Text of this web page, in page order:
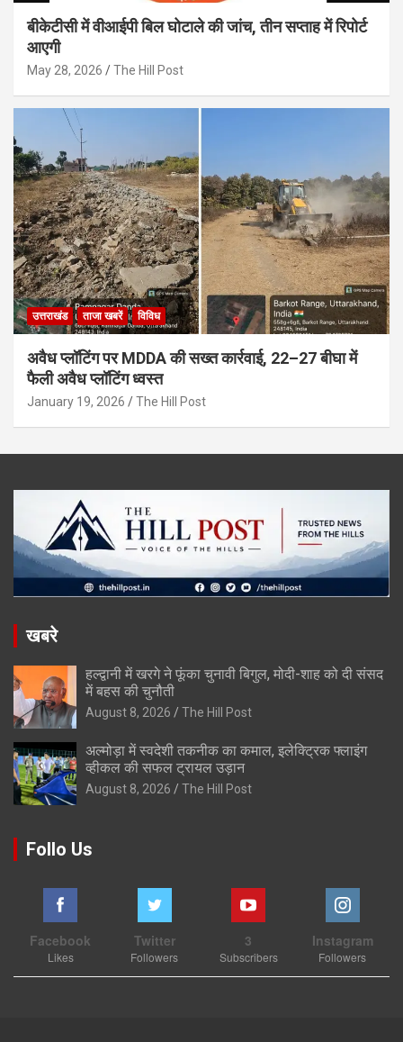
बीकेटीसी में वीआईपी बिल घोटाले की जांच, तीन सप्ताह में रिपोर्ट
आएगी
May 28, 2026 The Hill Post
उत्तराखंड ताजा खबरें विविध
अवैध प्लॉटिंग पर MDDA की सख्त कार्रवाई, 22–27 बीघा में
फैली अवैध प्लॉटिंग ध्वस्त
January 19, 2026 The Hill Post
खबरे
हल्द्वानी में खरगे ने फूंका चुनावी बिगुल, मोदी-शाह को दी संसद
में बहस की चुनौती
August 8, 2026 The Hill Post
अल्मोड़ा में स्वदेशी तकनीक का कमाल, इलेक्ट्रिक फ्लाइंग
व्हीकल की सफल ट्रायल उड़ान
August 8, 2026 The Hill Post
Follo Us
Facebook
Likes
Twitter
Followers
3
Subscribers
Instagram
Followers